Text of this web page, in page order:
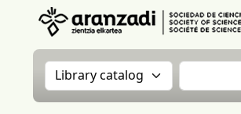
Search the catalog by:Search